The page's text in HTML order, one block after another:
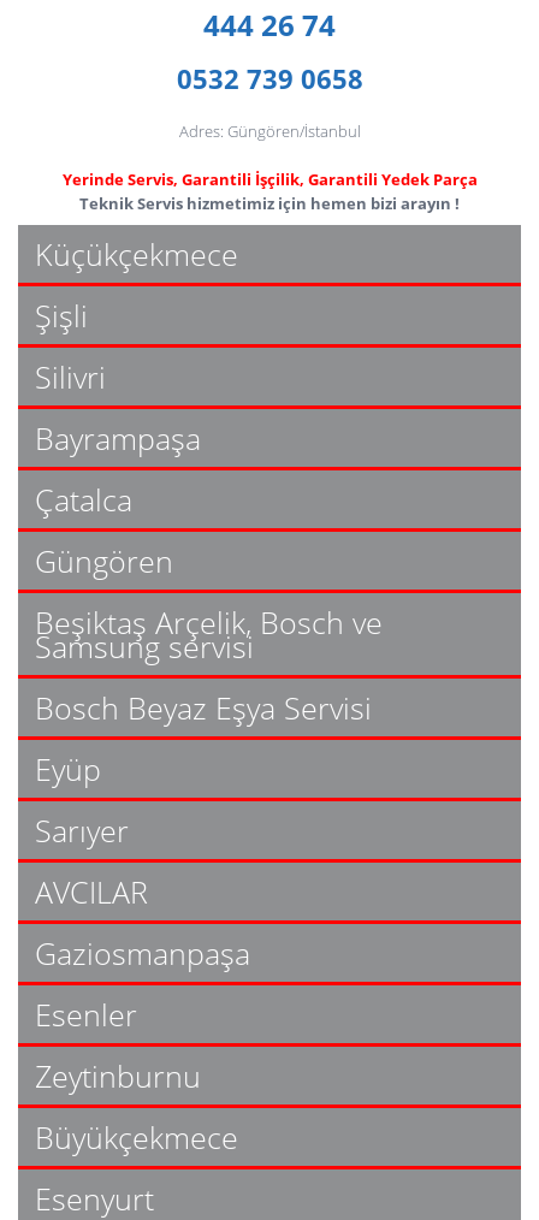
444 26 74
0532 739 0658
Adres: Güngören/İstanbul
Yerinde Servis, Garantili İşçilik, Garantili Yedek Parça
Teknik Servis hizmetimiz için hemen bizi arayın !
Küçükçekmece
Şişli
Silivri
Bayrampaşa
Çatalca
Güngören
Beşiktaş Arçelik, Bosch ve
Samsung servisi
Bosch Beyaz Eşya Servisi
Eyüp
Sarıyer
AVCILAR
Gaziosmanpaşa
Esenler
Zeytinburnu
Büyükçekmece
Esenyurt